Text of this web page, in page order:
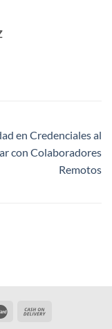
en Credenciales al
con Colaboradores
Remotos